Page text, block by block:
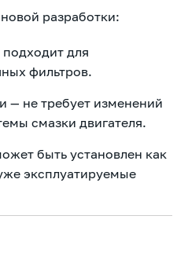
разработки:
для
фильтров.
— не требует изменений
смазки двигателя.
быть установлен как
эксплуатируемые